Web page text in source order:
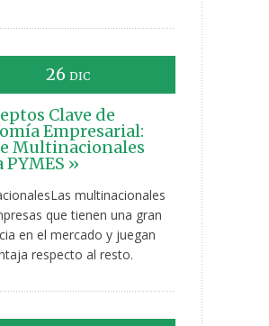
26 DIC
Clave de
Empresarial:
Multinacionales
PYMES »
multinacionales
que tienen una gran
en el mercado y juegan
respecto al resto.